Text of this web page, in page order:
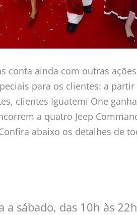
conta ainda com outras
para os clientes: a partir
clientes Iguatemi One
a quatro Jeep
abaixo os detalhes de
a sábado, das 10h às